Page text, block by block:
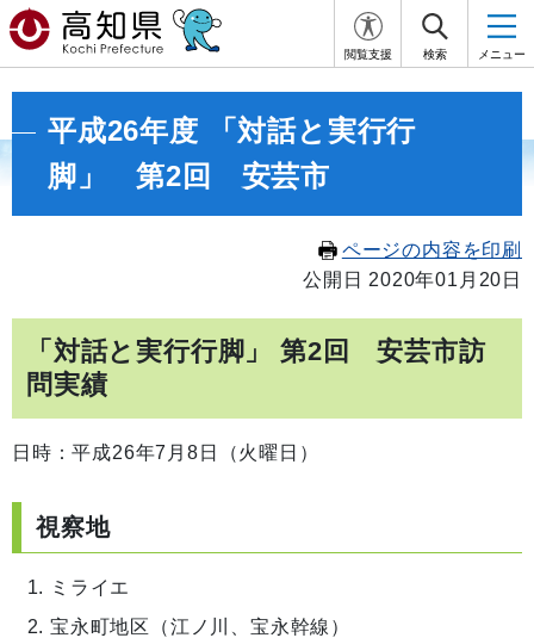
閲覧支援 検索 メニュー
平成26年度 「対話と実行行
脚」 第2回 安芸市
ページの内容を印刷
公開日 2020年01月20日
「対話と実行行脚」 第2回 安芸市訪
問実績
日時：平成26年7月8日（火曜日）
視察地
ミライエ
宝永町地区（江ノ川、宝永幹線）